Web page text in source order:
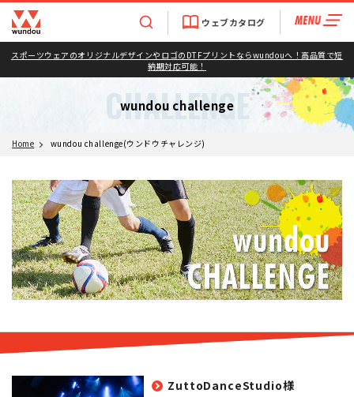
スポーツウェアのオリジナルデザインやロゴのDTFプリントならwundouへ！高品質で短
納期対応可能！
ウェブカタログ
wundou challenge
CHALLENGE
Home wundou challenge(ウンドウチャレンジ)
ZuttoDanceStudio様